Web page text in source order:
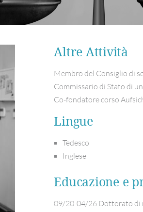
Altre Attività
Membro del Consiglio di
Commissario di Stato di
Co-fondatore corso
Lingue
Tedesco
Inglese
Educazione e
09/20-04/26 Dottorato di